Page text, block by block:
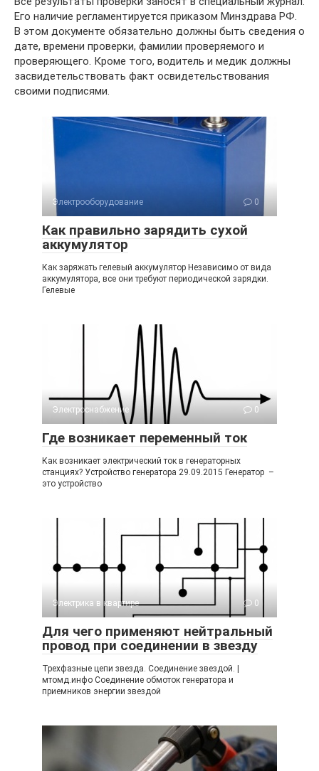
Его наличие регламентируется приказом Минздрава РФ.
В этом документе обязательно должны быть сведения о
дате, времени проверки, фамилии проверяемого и
проверяющего. Кроме того, водитель и медик должны
засвидетельствовать факт освидетельствования
своими подписями.
Электрооборудование 0
Как правильно зарядить сухой
аккумулятор
Как заряжать гелевый аккумулятор Независимо от вида
аккумулятора, все они требуют периодической зарядки.
Гелевые
Электроснабжение 0
Где возникает переменный ток
Как возникает электрический ток в генераторных
станциях? Устройство генератора 29.09.2015 Генератор –
это устройство
Электрика в квартире 0
Для чего применяют нейтральный
провод при соединении в звезду
Трехфазные цепи звезда. Соединение звездой. |
мтомд.инфо Соединение обмоток генератора и
приемников энергии звездой